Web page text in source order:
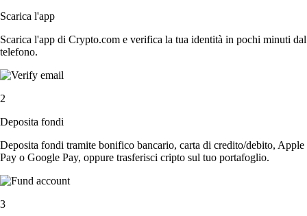
Scarica l'app
Scarica l'app di Crypto.com e verifica la tua identità in pochi minuti dal
telefono.
2
Deposita fondi
Deposita fondi tramite bonifico bancario, carta di credito/debito, Apple
Pay o Google Pay, oppure trasferisci cripto sul tuo portafoglio.
3